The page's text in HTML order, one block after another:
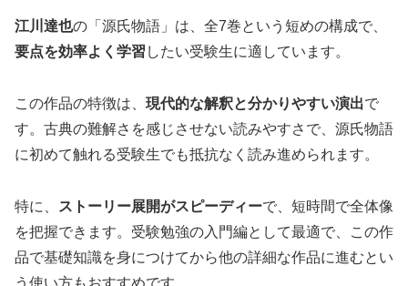
江川達也の「源氏物語」は、全7巻という短めの構成で、
要点を効率よく学習 したい受験生に適しています。
この作品の特徴は、 現代的な解釈と分かりやすい演出で
す。古典の難解さを感じさせない読みやすさで、源氏物語
に初めて触れる受験生でも抵抗なく読み進められます。
特に、 ストーリー展開がスピーディーで、短時間で全体像
を把握できます。受験勉強の入門編として最適で、この作
品で基礎知識を身につけてから他の詳細な作品に進むとい
う使い方もおすすめです。